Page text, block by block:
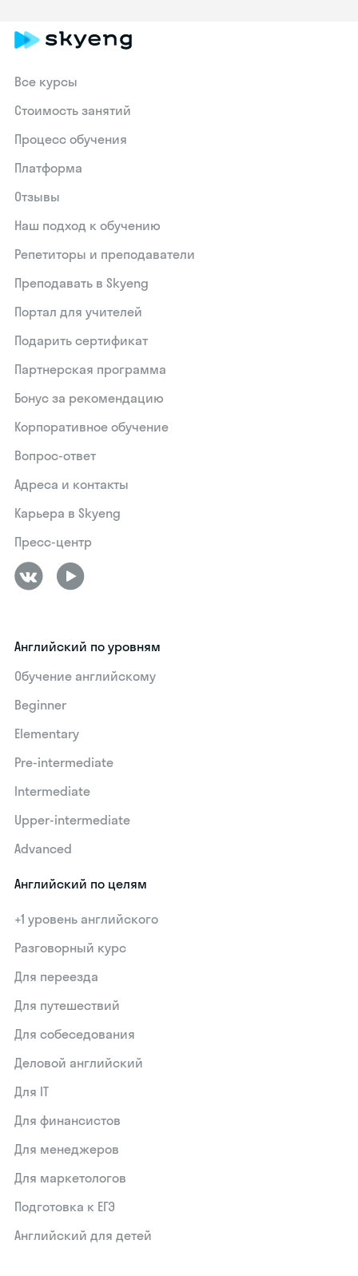
Все курсы
Стоимость занятий
Процесс обучения
Платформа
Отзывы
Наш подход к обучению
Репетиторы и преподаватели
Преподавать в Skyeng
Портал для учителей
Подарить сертификат
Партнерская программа
Бонус за рекомендацию
Корпоративное обучение
Вопрос-ответ
Адреса и контакты
Карьера в Skyeng
Пресс-центр
Английский по уровням
Обучение английскому
Beginner
Elementary
Pre-intermediate
Intermediate
Upper-intermediate
Advanced
Английский по целям
+1 уровень английского
Разговорный курс
Для переезда
Для путешествий
Для собеседования
Деловой английский
Для IT
Для финансистов
Для менеджеров
Для маркетологов
Подготовка к ЕГЭ
Английский для детей